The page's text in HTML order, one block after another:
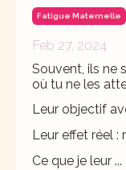
Fatigue Maternelle
Feb 27, 2024
Souvent, ils ne
où tu ne les
Leur objectif
Leur effet réel :
Ce que je leur ...